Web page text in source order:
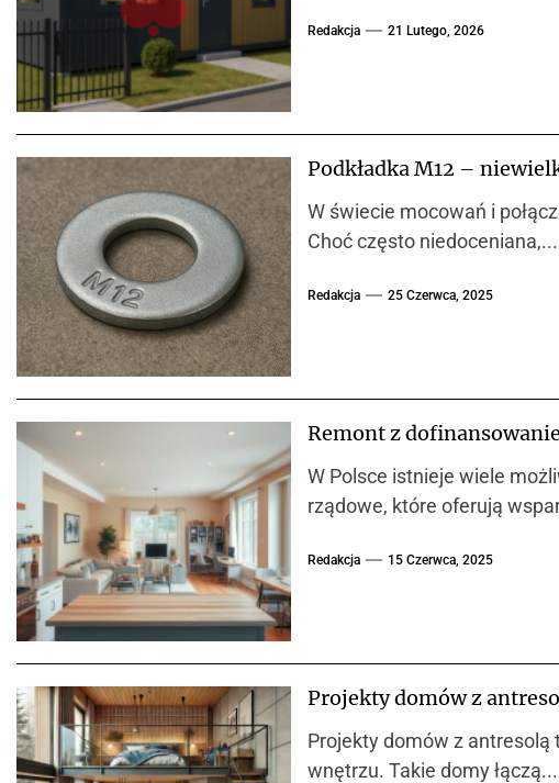
Redakcja 21 Lutego, 2026
Podkładka M12 –
W świecie mocowań i
Choć często niedoceniana,...
Redakcja 25 Czerwca, 2025
Remont z
W Polsce istnieje wiele
rządowe, które oferują
Redakcja 15 Czerwca, 2025
Projekty domów z
Projekty domów z
wnętrzu. Takie domy łączą...